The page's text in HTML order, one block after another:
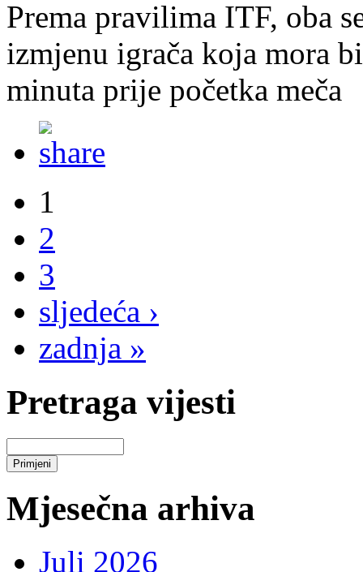
Prema pravilima ITF, oba
izmjenu igrača koja mora
minuta prije početka meča
1
2
3
sljedeća ›
zadnja »
Pretraga vijesti
Mjesečna arhiva
Juli 2026